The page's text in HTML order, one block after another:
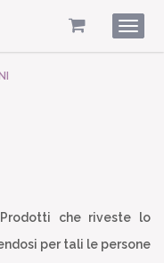
Prodotti che riveste lo
per tali le persone